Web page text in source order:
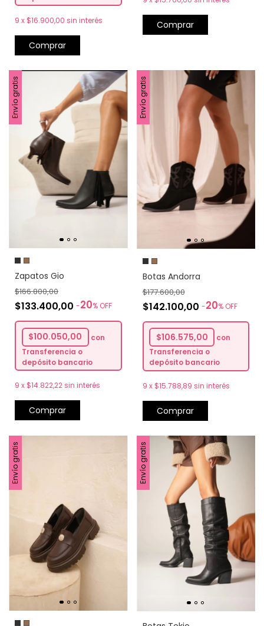
9 x $16.900,00 sin interés
Comprar
Comprar
Envío gratis
Zapatos Gio
$133.400,00 -20% OFF
$166.800,00
$100.050,00
con
Transferencia o
depósito bancario
9 x $14.822,22 sin interés
Comprar
Envío gratis
Botas Andorra
$142.100,00 -20% OFF
$177.600,00
$106.575,00
con
Transferencia o
depósito bancario
9 x $15.788,89 sin interés
Comprar
Envío gratis Envío gratis